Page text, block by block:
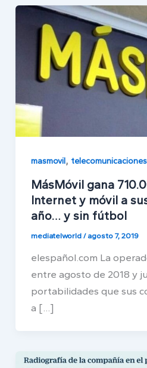
masmovil, telecomunicaciones
MásMóvil gana
Internet y móvil a
año… y sin fútbol
mediatelworld / agosto 7, 2019
elespañol.com La
entre agosto de 2018 y
portabilidades que sus
a […]